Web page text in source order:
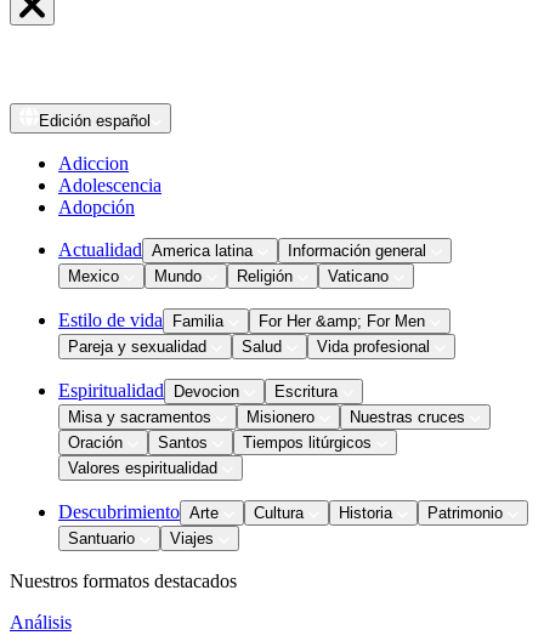
Edición español
Adiccion
Adolescencia
Adopción
Actualidad America latina
Información general
Mexico
Mundo Religión Vaticano
Estilo de vida Familia
For Her &amp; For Men
Pareja y sexualidad
Salud Vida profesional
Espiritualidad Devocion
Escritura
Misa y sacramentos
Misionero
Nuestras cruces
Oración
Santos
Tiempos litúrgicos
Valores espiritualidad
Descubrimiento Arte Cultura Historia
Patrimonio
Santuario
Viajes
Nuestros formatos destacados
Análisis